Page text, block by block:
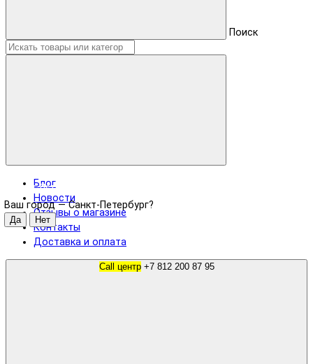
Поиск
Санкт-Петербург
Ваш город —Санкт-Петербург?
Блог
Новости
Отзывы о магазине
Контакты
Доставка и оплата
Call центр +7 812 200 87 95